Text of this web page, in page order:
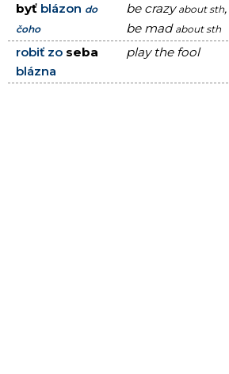
byť blázon do
čoho
be crazy about sth,
be mad about sth
robiť zo seba
blázna
play the fool